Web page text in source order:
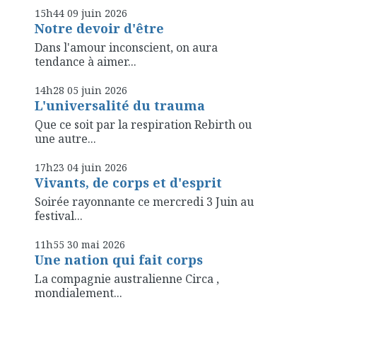
15h44 09 juin 2026
Notre devoir d'être
Dans l'amour inconscient, on aura
tendance à aimer...
14h28 05 juin 2026
L'universalité du trauma
Que ce soit par la respiration Rebirth ou
une autre...
17h23 04 juin 2026
Vivants, de corps et d'esprit
Soirée rayonnante ce mercredi 3 Juin au
festival...
11h55 30 mai 2026
Une nation qui fait corps
La compagnie australienne Circa ,
mondialement...